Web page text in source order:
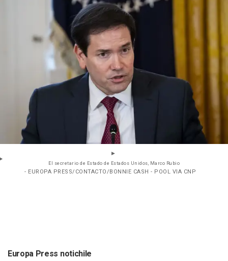
El secretario de Estado de Estados Unidos, Marco Rubio
- EUROPA PRESS/CONTACTO/BONNIE CASH - POOL VIA CNP
Europa Press notichile